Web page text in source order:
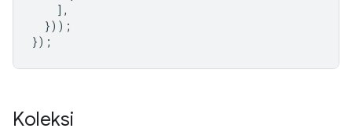
],
}));
});
Koleksi